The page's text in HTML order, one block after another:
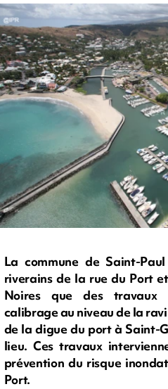
La commune de Saint-
riverains de la rue du Port
Noires que des travaux
calibrage au niveau de la
de la digue du port à Saint-
lieu. Ces travaux
prévention du risque
Port.